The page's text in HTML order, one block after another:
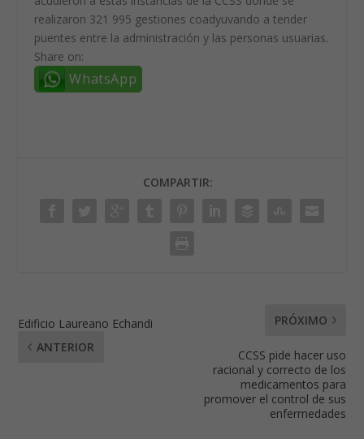
realizaron 321 995 gestiones coadyuvando a tender
puentes entre la administración y las personas usuarias.
Share on:
WhatsApp
COMPARTIR:
Edificio Laureano Echandi
ANTERIOR
PRÓXIMO
CCSS pide hacer uso
racional y correcto de los
medicamentos para
promover el control de sus
enfermedades